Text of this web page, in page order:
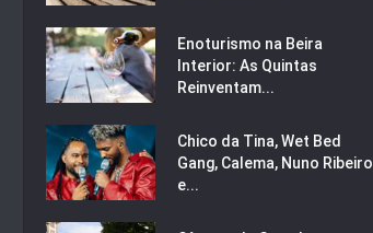
Enoturismo na Beira
Interior: As Quintas
Reinventam...
Chico da Tina, Wet Bed
Gang, Calema, Nuno Ribeiro
e...